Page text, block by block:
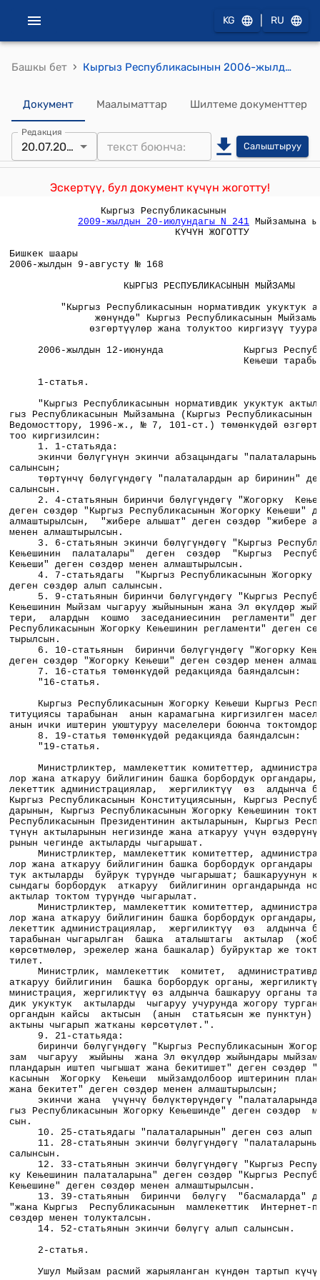
KG RU
Башкы бет › Кыргыз Республикасынын 2006-жылдын 9-августундагы №168"Кыргыз Республикасынын нормативдик укуктук актылары жөнүндө" Кыргыз Республикасынын Мыйзамына өзгөртүүлөр жана толуктоо киргизүү тууралу" Мыйзамы
Документ Маалыматтар Шилтеме документтер
Редакция
20.07.2009 Салыштыруу
Эскертүү, бул документ күчүн жоготту!